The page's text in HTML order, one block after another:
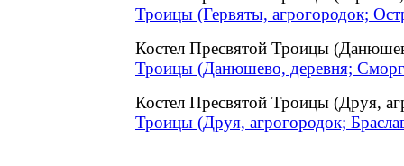
Троицы (Гервяты, агрогородок;
Костел Пресвятой Троицы
Троицы (Данюшево, деревня;
Костел Пресвятой Троицы (Друя,
Троицы (Друя, агрогородок;